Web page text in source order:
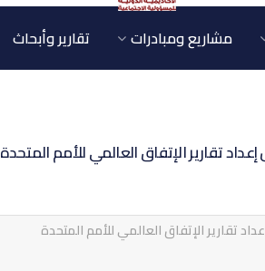
مشاريع ومبادرات تقارير وأبحاث
تقارير الإتفاق العالمي للأمم المتحدة